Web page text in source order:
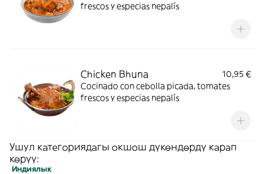
frescos y especias nepalís
Chicken Bhuna
10,95 €
Cocinado con cebolla picada, tomates
frescos y especias nepalís
Ушул категориядагы окшош дүкөндөрдү карап
көрүү:
Индиялык